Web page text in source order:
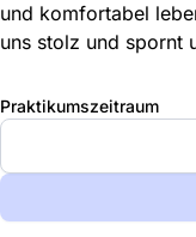
und komfortabel
uns stolz und spornt
Praktikumszeitraum